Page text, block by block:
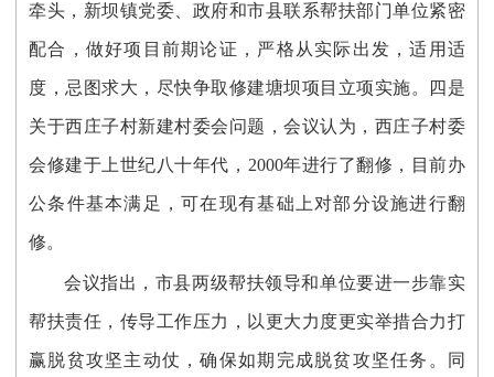
牵头，新坝镇党委、政府和市县联系帮扶部门单位紧密
配合，做好项目前期论证，严格从实际出发，适用适
度，忌图求大，尽快争取修建塘坝项目立项实施。四是
关于西庄子村新建村委会问题，会议认为，西庄子村委
会修建于上世纪八十年代，2000年进行了翻修，目前办
公条件基本满足，可在现有基础上对部分设施进行翻
修。
会议指出，市县两级帮扶领导和单位要进一步靠实
帮扶责任，传导工作压力，以更大力度更实举措合力打
赢脱贫攻坚主动仗，确保如期完成脱贫攻坚任务。同